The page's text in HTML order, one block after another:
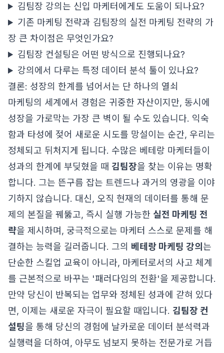
김팀장 강의는 신입 마케터에게도 도움이 되나요?
기존 마케팅 전략과 김팀장의 실전 마케팅 전략의 가
장 큰 차이점은 무엇인가요?
김팀장 컨설팅은 어떤 방식으로 진행되나요?
강의에서 다루는 특정 데이터 분석 툴이 있나요?
결론: 성장의 한계를 넘어서는 단 하나의 열쇠
마케팅의 세계에서 경험은 귀중한 자산이지만, 동시에
성장을 가로막는 가장 큰 벽이 될 수도 있습니다. 익숙
함과 타성에 젖어 새로운 시도를 망설이는 순간, 우리는
정체되고 뒤처지게 됩니다. 수많은 베테랑 마케터들이
성과의 한계에 부딪혔을 때 김팀장을 찾는 이유는 명확
합니다. 그는 뜬구름 잡는 트렌드나 과거의 영광을 이야
기하지 않습니다. 대신, 오직 현재의 데이터를 통해 문
제의 본질을 꿰뚫고, 즉시 실행 가능한 실전 마케팅 전
략을 제시하며, 궁극적으로는 마케터 스스로 문제를 해
결하는 능력을 길러줍니다. 그의 베테랑 마케팅 강의 는
단순한 스킬업 교육이 아니라, 마케터로서의 사고 체계
를 근본적으로 바꾸는 '패러다임의 전환'을 제공합니다.
만약 당신이 반복되는 업무와 정체된 성과에 갇혀 있다
면, 이제는 새로운 자극이 필요할 때입니다. 김팀장 컨
설팅을 통해 당신의 경험에 날카로운 데이터 분석력과
실행력을 더하여, 아무도 넘보지 못하는 전문가로 거듭